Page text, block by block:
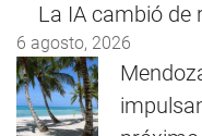
La IA cambió de
6 agosto, 2026